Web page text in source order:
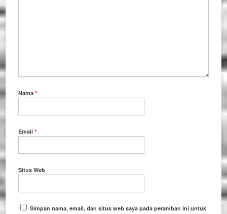
Nama*
Email*
Situs Web
Simpan nama, email, dan situs web saya pada peramban ini untuk